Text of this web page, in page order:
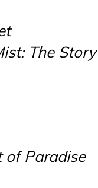
The
of Paradise